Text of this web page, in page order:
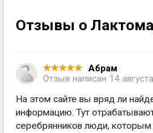
Отзывы о
Абрам
Отзыв написан 14
На этом сайте вы вряд ли
информацию. Тут
серебрянников люди, которым